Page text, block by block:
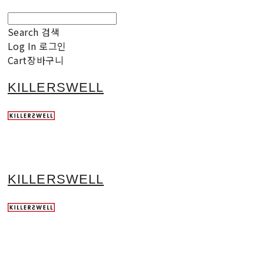
Search 검색
Log In 로그인
Cart장바구니
KILLERSWELL
KILLERSWELL